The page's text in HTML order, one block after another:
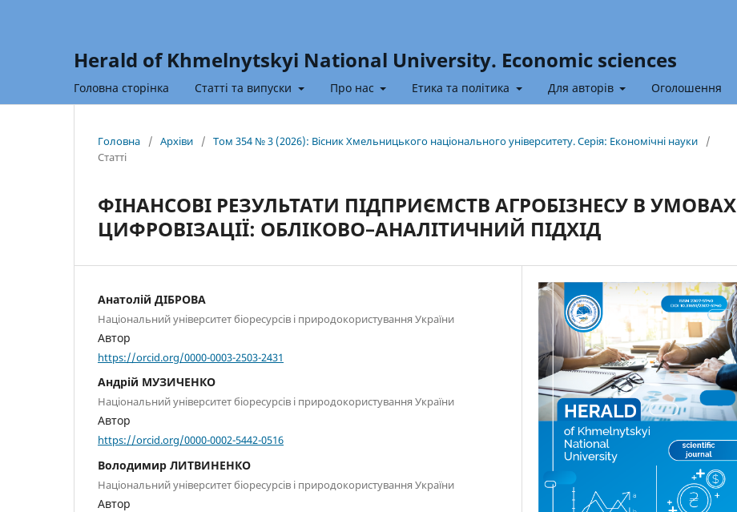
Herald of Khmelnytskyi National University. Economic sciences
Головна сторінка Статті та випуски Про нас Етика та політика Для авторів Оголошення
Головна / Архіви / Том 354 № 3 (2026): Вісник Хмельницького національного університету. Серія: Економічні науки
/
Статті
ФІНАНСОВІ РЕЗУЛЬТАТИ ПІДПРИЄМСТВ АГРОБІЗНЕСУ В УМОВАХ
ЦИФРОВІЗАЦІЇ: ОБЛІКОВО–АНАЛІТИЧНИЙ ПІДХІД
Анатолій ДІБРОВА
Національний університет біоресурсів і природокористування України
Автор
https://orcid.org/0000-0003-2503-2431
Андрій МУЗИЧЕНКО
Національний університет біоресурсів і природокористування України
Автор
https://orcid.org/0000-0002-5442-0516
Володимир ЛИТВИНЕНКО
Національний університет біоресурсів і природокористування України
Автор